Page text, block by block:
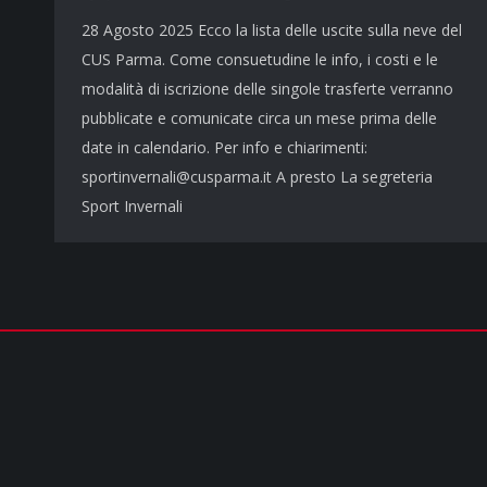
28 Agosto 2025 Ecco la lista delle uscite sulla neve del
CUS Parma. Come consuetudine le info, i costi e le
modalità di iscrizione delle singole trasferte verranno
pubblicate e comunicate circa un mese prima delle
date in calendario. Per info e chiarimenti:
sportinvernali@cusparma.it A presto La segreteria
Sport Invernali